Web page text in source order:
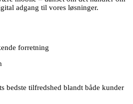
adgang til vores løsninger.
forretning
bedste tilfredshed blandt både kunder